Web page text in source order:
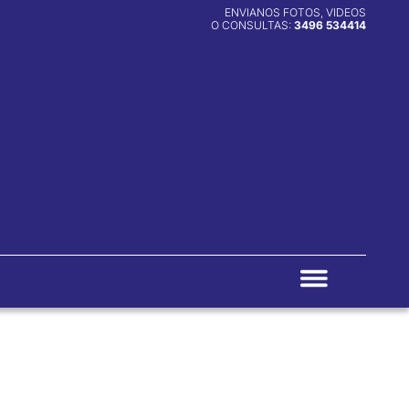
ENVIANOS FOTOS, VIDEOS
O CONSULTAS: 3496 534414